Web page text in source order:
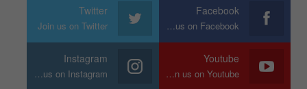
Facebook
Join us on Facebook
Twitter
Join us on Twitter
Youtube
Join us on Youtube
Instagram
Join us on Instagram